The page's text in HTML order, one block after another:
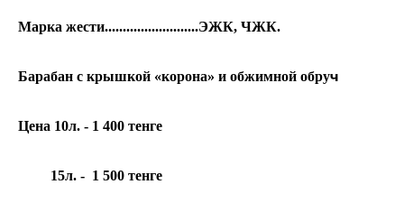
Марка жести..........................ЭЖК, ЧЖК.
Барабан с крышкой «корона» и обжимной обруч
Цена 10л. - 1 400 тенге
15л. - 1 500 тенге